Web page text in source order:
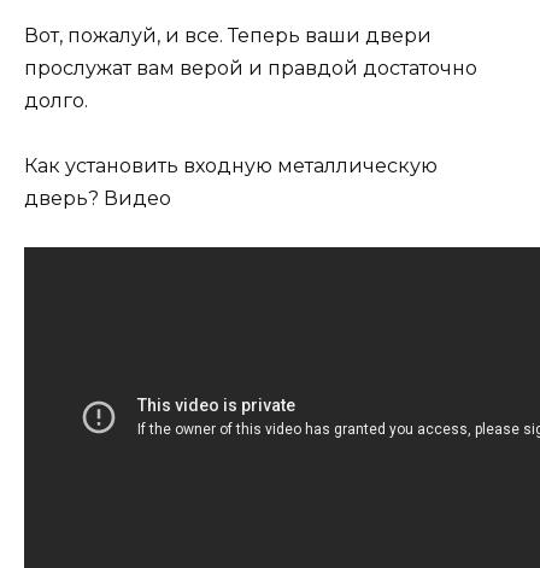
Вот, пожалуй, и все. Теперь ваши двери
прослужат вам верой и правдой достаточно
долго.
Как установить входную металлическую
дверь? Видео